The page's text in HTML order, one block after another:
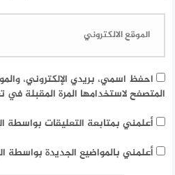
احفظ اسمي، بريدي الإلكتروني،
المتصفح لاستخدامها المرة المقبلة في
أعلمني بمتابعة التعليقات بواسطة
أعلمني بالمواضيع الجديدة بواسطة